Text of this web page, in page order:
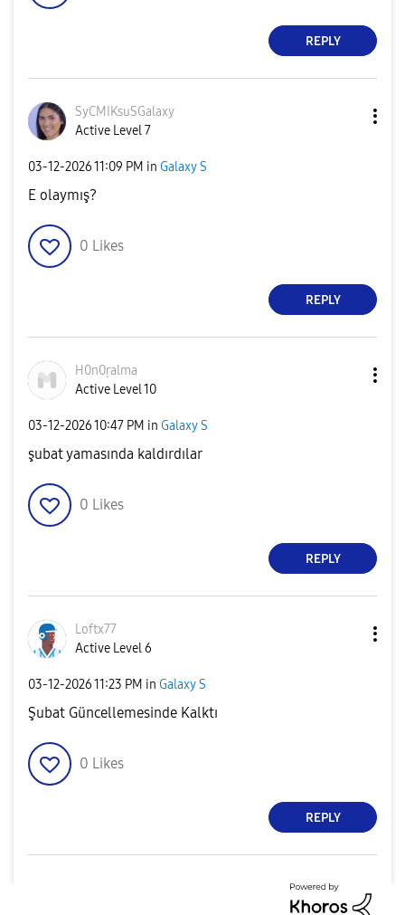
REPLY
SyCMIKsuSGalaxy
Active Level 7
‎03-12-202611:09 PM in Galaxy S
E olaymış?
0 Likes
REPLY
H0n0ṛalma
Active Level 10
‎03-12-202610:47 PM in Galaxy S
şubat yamasında kaldırdılar
0 Likes
REPLY
Loftx77
Active Level 6
‎03-12-202611:23 PM in Galaxy S
Şubat Güncellemesinde Kalktı
0 Likes
REPLY